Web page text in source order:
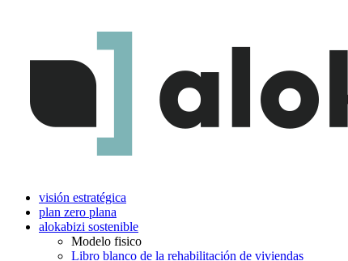
visión estratégica
plan zero plana
alokabizi sostenible
Modelo fisico
Libro blanco de la rehabilitación de viviendas